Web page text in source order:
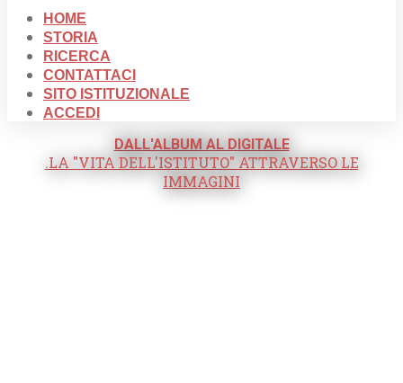
HOME
STORIA
RICERCA
CONTATTACI
SITO ISTITUZIONALE
ACCEDI
DALL'ALBUM AL DIGITALE
.LA "VITA DELL'ISTITUTO" ATTRAVERSO LE
IMMAGINI